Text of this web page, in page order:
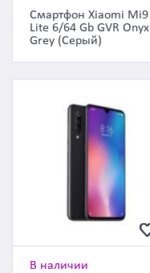
Смартфон Xiaomi Mi9
Lite 6/64 Gb GVR Onyx
Grey (Серый)
В наличии